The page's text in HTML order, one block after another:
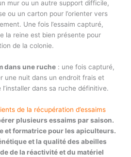
mur ou un autre support difficile,
ou un carton pour l’orienter vers
Une fois l’essaim capturé,
la reine est bien présente pour
de la colonie.
dans une ruche : une fois capturé,
une nuit dans un endroit frais et
dans sa ruche définitive.
de la récupération d’essaims
plusieurs essaims par saison.
et formatrice pour les apiculteurs.
et la qualité des abeilles
de la réactivité et du matériel